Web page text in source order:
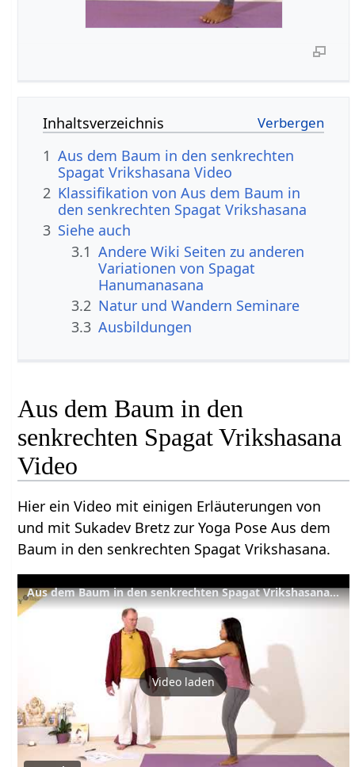
Inhaltsverzeichnis
1 Aus dem Baum in den senkrechten
Spagat Vrikshasana Video
2 Klassifikation von Aus dem Baum in
den senkrechten Spagat Vrikshasana
3 Siehe auch
3.1 Andere Wiki Seiten zu anderen
Variationen von Spagat
Hanumanasana
3.2 Natur und Wandern Seminare
3.3 Ausbildungen
Aus dem Baum in den
senkrechten Spagat Vrikshasana
Video
Hier ein Video mit einigen Erläuterungen von
und mit Sukadev Bretz zur Yoga Pose Aus dem
Baum in den senkrechten Spagat Vrikshasana.
Aus dem Baum in den senkrechten Spagat Vrikshasana - Yoga Asana Lexikon
Video laden